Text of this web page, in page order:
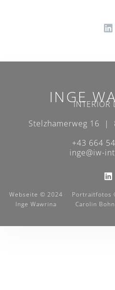
INGEINTERIOR
Stelzhamerweg 16 |
+43 664
inge@iw-
Webseite © 2024
Inge Wawrina
Portraitfotos
Carolin Bohn